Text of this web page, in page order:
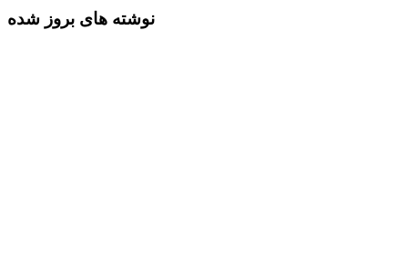
نوشته های بروز شده